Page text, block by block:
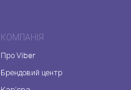
КОМПАНІЯ
Про Viber
Брендовий центр